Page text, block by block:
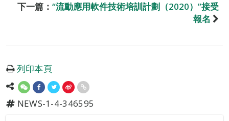
下一篇： “流動應用軟件技術培訓計劃（2020）”接受
報名
列印本頁
NEWS-1-4-346595